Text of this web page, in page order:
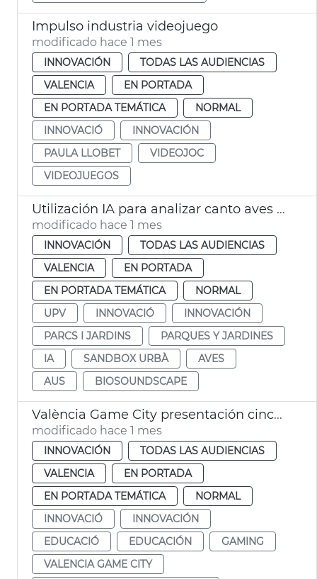
Impulso industria videojuego
modificado hace 1 mes
INNOVACIÓN
TODAS LAS AUDIENCIAS
VALENCIA
EN PORTADA
EN PORTADA TEMÁTICA
NORMAL
INNOVACIÓ
INNOVACIÓN
PAULA LLOBET
VIDEOJOC
VIDEOJUEGOS
Utilización IA para analizar canto aves y medir salud parques y jardines
modificado hace 1 mes
INNOVACIÓN
TODAS LAS AUDIENCIAS
VALENCIA
EN PORTADA
EN PORTADA TEMÁTICA
NORMAL
UPV
INNOVACIÓ
INNOVACIÓN
PARCS I JARDINS
PARQUES Y JARDINES
IA
SANDBOX URBÀ
AVES
AUS
BIOSOUNDSCAPE
València Game City presentación cinco proyectes educación con videojuegos
modificado hace 1 mes
INNOVACIÓN
TODAS LAS AUDIENCIAS
VALENCIA
EN PORTADA
EN PORTADA TEMÁTICA
NORMAL
INNOVACIÓ
INNOVACIÓN
EDUCACIÓ
EDUCACIÓN
GAMING
VALENCIA GAME CITY